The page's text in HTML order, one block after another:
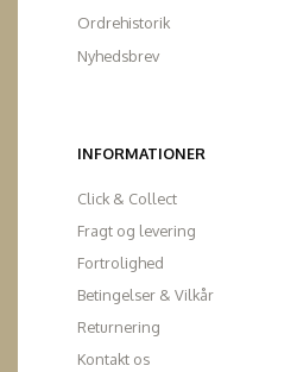
Ordrehistorik
Nyhedsbrev
INFORMATIONER
Click & Collect
Fragt og levering
Fortrolighed
Betingelser & Vilkår
Returnering
Kontakt os